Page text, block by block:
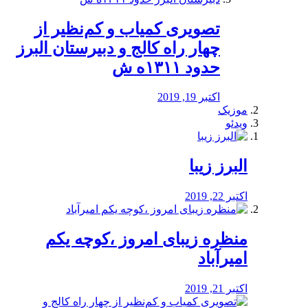
️تصویری کمیاب و کم‌نظیر از
چهار راه كالج و دبيرستان البرز
حدود ۱۳۱۱ه ش
اکتبر 19, 2019
موزیک
ویدئو
البرز زیبا
اکتبر 22, 2019
منظره‌‌ زیبای امروز ،کوچه یکم
امیرآباد
اکتبر 21, 2019